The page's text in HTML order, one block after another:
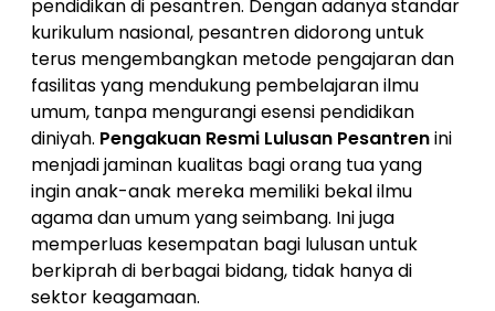
pendidikan di pesantren. Dengan adanya standar
kurikulum nasional, pesantren didorong untuk
terus mengembangkan metode pengajaran dan
fasilitas yang mendukung pembelajaran ilmu
umum, tanpa mengurangi esensi pendidikan
diniyah. Pengakuan Resmi Lulusan Pesantrenini
menjadi jaminan kualitas bagi orang tua yang
ingin anak-anak mereka memiliki bekal ilmu
agama dan umum yang seimbang. Ini juga
memperluas kesempatan bagi lulusan untuk
berkiprah di berbagai bidang, tidak hanya di
sektor keagamaan.